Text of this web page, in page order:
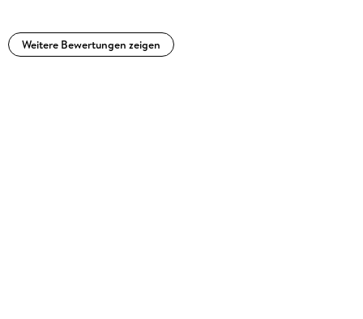
doch echt nur peinlich. Ich liebe die Greg Reihe und dies ist
wieder ein genialer Band.
Weitere Bewertungen zeigen